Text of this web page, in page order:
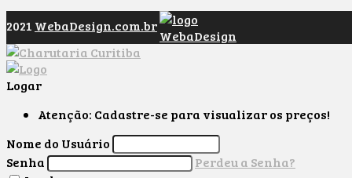
2021 WebaDesign.com.br
Logar
Atenção: Cadastre-se para visualizar os preços!
Nome do Usuário
Senha
Perdeu a Senha?